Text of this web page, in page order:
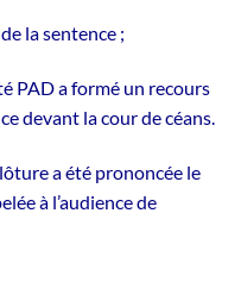
la sentence ;
PAD a formé un recours
devant la cour de céans.
a été prononcée le
à l’audience de